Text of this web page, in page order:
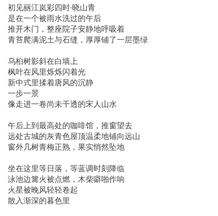
初见丽江岚彩四时·晓山青
是在一个被雨水洗过的午后
推开木门，整座院子安静地呼吸着
青苔爬满泥土与石缝，厚厚铺了一层墨绿
乌桕树影斜在白墙上
枫叶在风里烁烁闪着光
新中式里揉着唐风的沉静
一步一景
像走进一卷尚未干透的宋人山水
午后上到最高处的咖啡馆，推窗望去
远处古城的灰青色屋顶温柔地铺向远山
窗外几树青梅正熟，果实悄然坠地
坐在这里等日落，等蓝调时刻降临
泳池边篝火被点燃，木柴噼啪作响
火星被晚风轻轻卷起
散入渐深的暮色里